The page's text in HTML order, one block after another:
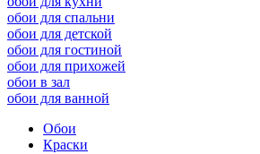
обои для спальни
обои для детской
обои для гостиной
обои для прихожей
обои в зал
обои для ванной
Обои
Краски